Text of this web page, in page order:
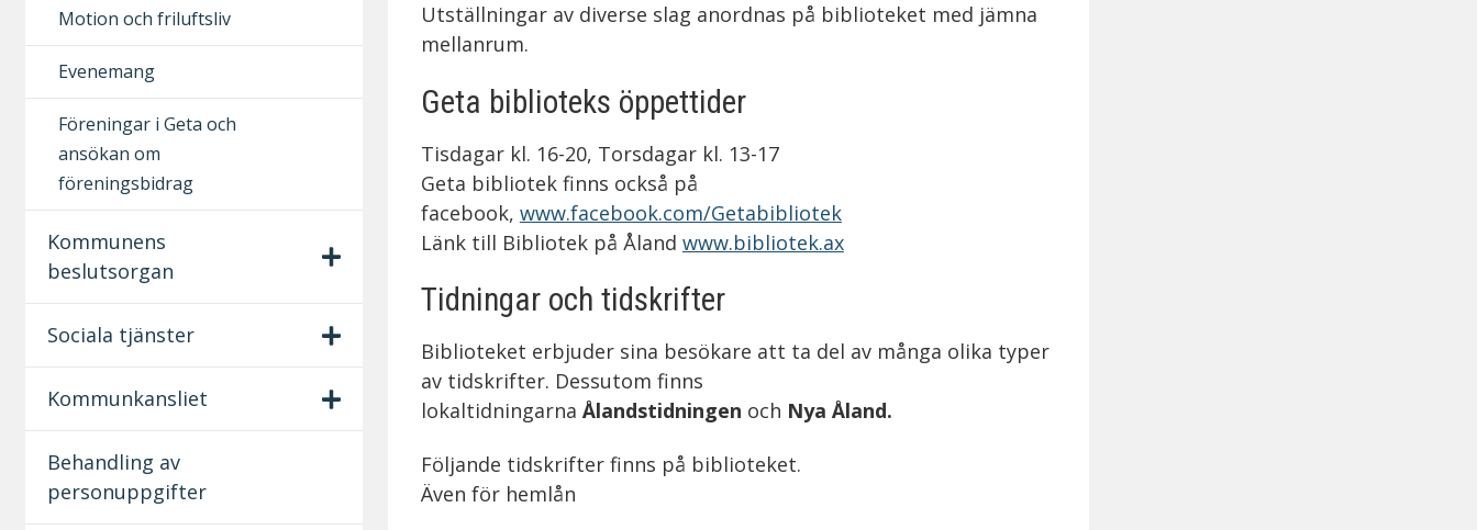
Utställningar av diverse slag anordnas på biblioteket med jämna
mellanrum.
Geta biblioteks öppettider
Tisdagar kl. 16-20, Torsdagar kl. 13-17
Geta bibliotek finns också på
facebook, www.facebook.com/Getabibliotek
Länk till Bibliotek på Åland www.bibliotek.ax
Tidningar och tidskrifter
Biblioteket erbjuder sina besökare att ta del av många olika typer
av tidskrifter. Dessutom finns
lokaltidningarna Ålandstidningen och Nya Åland.
Följande tidskrifter finns på biblioteket.
Även för hemlån
Motion och friluftsliv
Evenemang
Föreningar i Geta och
ansökan om
föreningsbidrag
Kommunens
beslutsorgan
Sociala tjänster
Kommunkansliet
Behandling av
personuppgifter